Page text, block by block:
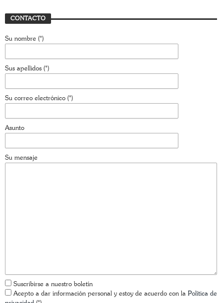
JAVIER BUSTAMANTE 7 JULIO, 2026
CONTACTO
Su mensaje